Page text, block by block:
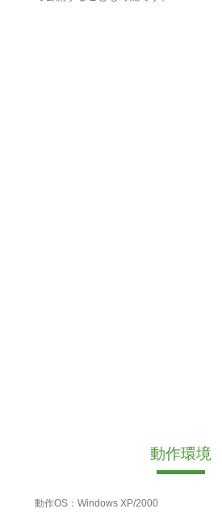
動作環境
動作OS：Windows XP/2000